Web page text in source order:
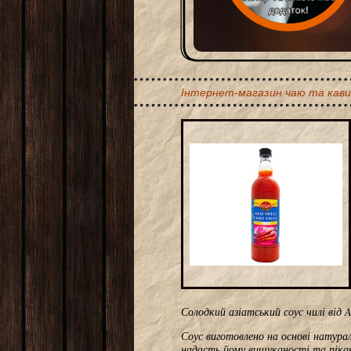
Інтернет-магазин чаю та кави
Солодкий азіатський соус чилі
Соус виготовлено на основі